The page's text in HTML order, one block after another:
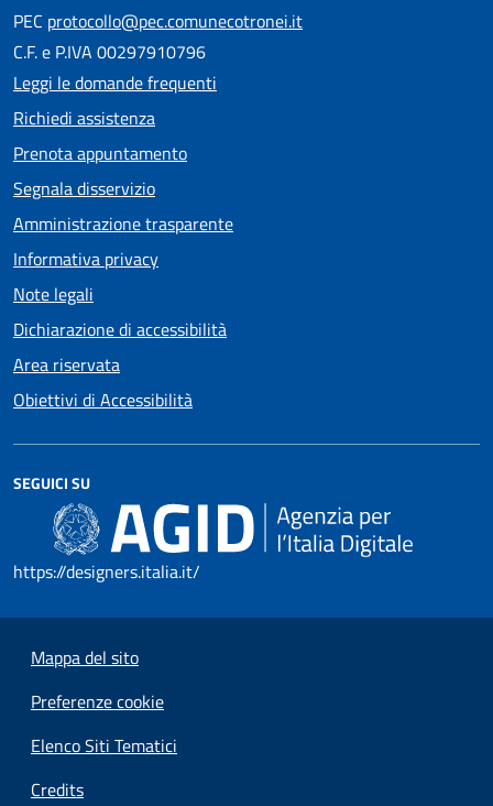
PEC protocollo@pec.comunecotronei.it
C.F. e P.IVA 00297910796
Leggi le domande frequenti
Richiedi assistenza
Prenota appuntamento
Segnala disservizio
Amministrazione trasparente
Informativa privacy
Note legali
Dichiarazione di accessibilità
Area riservata
Obiettivi di Accessibilità
SEGUICI SU
https://designers.italia.it/
Mappa del sito
Preferenze cookie
Elenco Siti Tematici
Credits